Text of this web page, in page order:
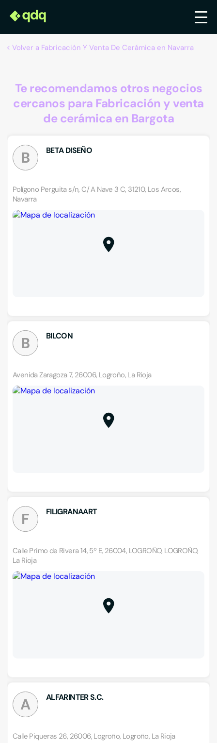
Volver a Fabricación Y Venta De Cerámica en Navarra
Te recomendamos otros negocios
cercanos para Fabricación y venta
de cerámica en Bargota
B BETA DISEÑO
Polígono Perguita s/n, C/ A Nave 3 C, 31210, Los Arcos,
Navarra
B BILCON
Avenida Zaragoza 7, 26006, Logroño, La Rioja
F FILIGRANAART
Calle Primo de Rivera 14, 5º E, 26004, LOGROÑO, LOGROÑO,
La Rioja
A ALFARINTER S.C.
Calle Piqueras 26, 26006, Logroño, Logroño, La Rioja